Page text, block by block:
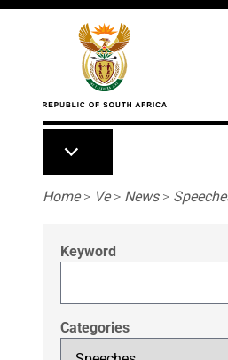
Skip to main content
Breadcrumb
Home> Ve> News>
Keyword
Categories